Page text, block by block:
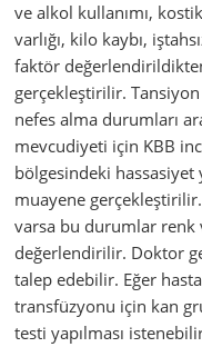
ve alkol kullanımı,
varlığı, kilo kaybı,
faktör
gerçekleştirilir. Tansiyon
nefes alma durumları
mevcudiyeti için KBB
bölgesindeki
muayene
varsa bu durumlar renk
değerlendirilir. Doktor
talep edebilir. Eğer
transfüzyonu için kan
testi yapılması